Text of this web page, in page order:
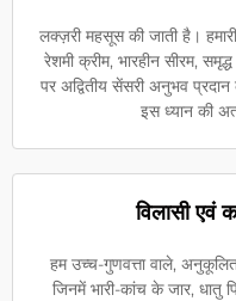
लक्ज़री महसूस की जाती है।
रेशमी क्रीम, भारहीन सीरम,
पर अद्वितीय सेंसरी अनुभव
इस ध्यान की
विलासी एवं
हम उच्च-गुणवत्ता वाले,
जिनमें भारी-कांच के जार, धातु